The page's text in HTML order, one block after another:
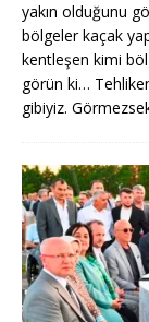
yakın olduğunu
bölgeler kaçak
kentleşen kimi
görün ki…
gibiyiz.